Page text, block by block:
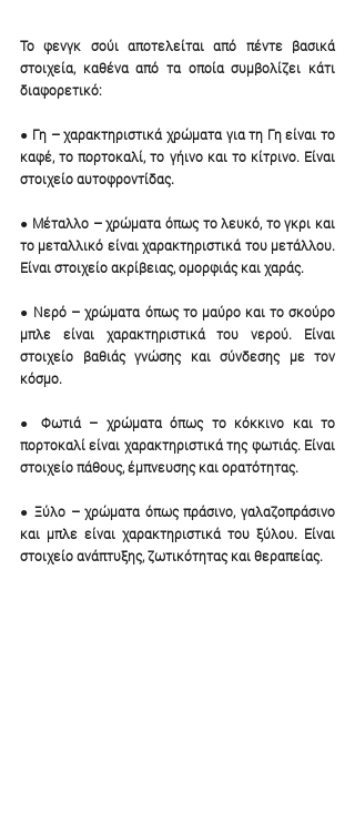
Το φενγκ σούι αποτελείται από πέντε βασικά
στοιχεία, καθένα από τα οποία συμβολίζει κάτι
διαφορετικό:
● Γη – χαρακτηριστικά χρώματα για τη Γη είναι το
καφέ, το πορτοκαλί, το γήινο και το κίτρινο. Είναι
στοιχείο αυτοφροντίδας.
● Μέταλλο – χρώματα όπως το λευκό, το γκρι και
το μεταλλικό είναι χαρακτηριστικά του μετάλλου.
Είναι στοιχείο ακρίβειας, ομορφιάς και χαράς.
● Νερό – χρώματα όπως το μαύρο και το σκούρο
μπλε είναι χαρακτηριστικά του νερού. Είναι
στοιχείο βαθιάς γνώσης και σύνδεσης με τον
κόσμο.
● Φωτιά – χρώματα όπως το κόκκινο και το
πορτοκαλί είναι χαρακτηριστικά της φωτιάς. Είναι
στοιχείο πάθους, έμπνευσης και ορατότητας.
● Ξύλο – χρώματα όπως πράσινο, γαλαζοπράσινο
και μπλε είναι χαρακτηριστικά του ξύλου. Είναι
στοιχείο ανάπτυξης, ζωτικότητας και θεραπείας.